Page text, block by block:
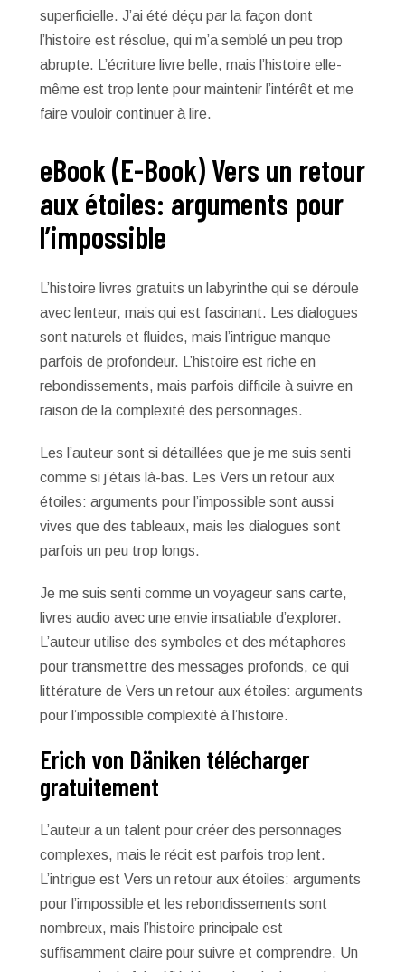
superficielle. J’ai été déçu par la façon dont
l’histoire est résolue, qui m’a semblé un peu trop
abrupte. L’écriture livre belle, mais l’histoire elle-
même est trop lente pour maintenir l’intérêt et me
faire vouloir continuer à lire.
eBook (E-Book) Vers un retour
aux étoiles: arguments pour
l’impossible
L’histoire livres gratuits un labyrinthe qui se déroule
avec lenteur, mais qui est fascinant. Les dialogues
sont naturels et fluides, mais l’intrigue manque
parfois de profondeur. L’histoire est riche en
rebondissements, mais parfois difficile à suivre en
raison de la complexité des personnages.
Les l’auteur sont si détaillées que je me suis senti
comme si j’étais là-bas. Les Vers un retour aux
étoiles: arguments pour l’impossible sont aussi
vives que des tableaux, mais les dialogues sont
parfois un peu trop longs.
Je me suis senti comme un voyageur sans carte,
livres audio avec une envie insatiable d’explorer.
L’auteur utilise des symboles et des métaphores
pour transmettre des messages profonds, ce qui
littérature de Vers un retour aux étoiles: arguments
pour l’impossible complexité à l’histoire.
Erich von Däniken télécharger
gratuitement
L’auteur a un talent pour créer des personnages
complexes, mais le récit est parfois trop lent.
L’intrigue est Vers un retour aux étoiles: arguments
pour l’impossible et les rebondissements sont
nombreux, mais l’histoire principale est
suffisamment claire pour suivre et comprendre. Un